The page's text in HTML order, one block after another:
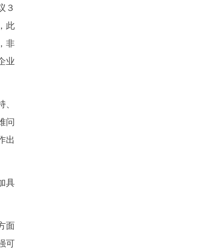
３
此
非
业
问
出
具
面
可